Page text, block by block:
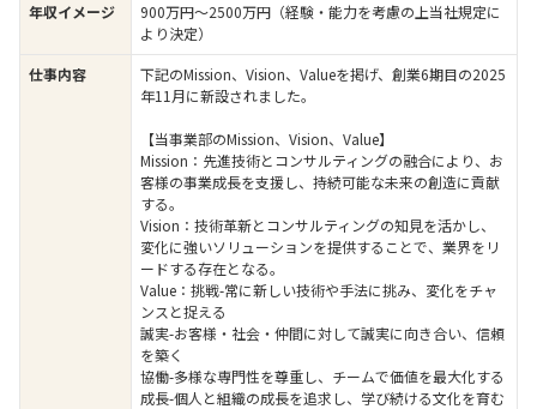
年収イメージ
900万円〜2500万円（経験・能力を考慮の上当社規定に
より決定）
仕事内容
下記のMission、Vision、Valueを掲げ、創業6期目の2025
年11月に新設されました。
【当事業部のMission、Vision、Value】
Mission：先進技術とコンサルティングの融合により、お
客様の事業成長を支援し、持続可能な未来の創造に貢献
する。
Vision：技術革新とコンサルティングの知見を活かし、
変化に強いソリューションを提供することで、業界をリ
ードする存在となる。
Value：挑戦-常に新しい技術や手法に挑み、変化をチャ
ンスと捉える
誠実-お客様・社会・仲間に対して誠実に向き合い、信頼
を築く
協働-多様な専門性を尊重し、チームで価値を最大化する
成長-個人と組織の成長を追求し、学び続ける文化を育む